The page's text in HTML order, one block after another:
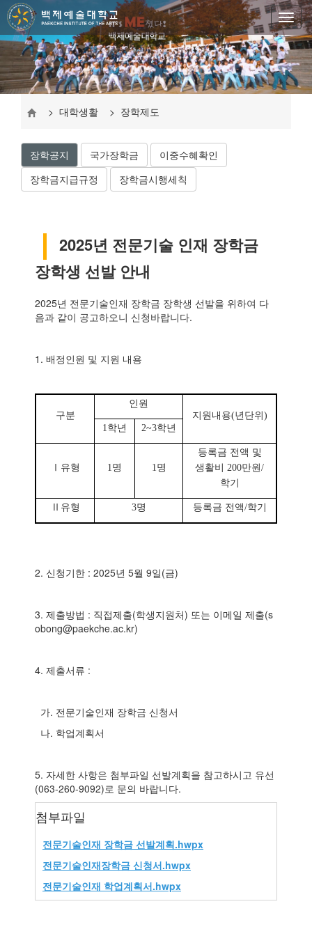
> 대학생활 > 장학제도
장학공지 국가장학금
이중수혜확인
장학금지급규정
장학금시행세칙
2025년 전문기술 인재 장학금
장학생 선발 안내
2025년 전문기술인재 장학금 장학생 선발을 위하여 다
음과 같이 공고하오니 신청바랍니다.
1. 배정인원 및 지원 내용
구분
인원
지원내용(년단위 )
1학년 2~3학년
유형 1명 1명
등록금 전액 및
생활비 200만원/
학기
유형 3명 등록금 전액/학기
2. 신청기한 : 2025년 5월 9일(금)
3. 제출방법 : 직접제출(학생지원처) 또는 이메일 제출(s
obong@paekche.ac.kr)
4. 제출서류 :
가. 전문기술인재 장학금 신청서
나. 학업계획서
5. 자세한 사항은 첨부파일 선발계획을 참고하시고 유선
(063-260-9092)로 문의 바랍니다.
첨부파일
전문기술인재 장학금 선발계획.hwpx
전문기술인재장학금 신청서.hwpx
전문기술인재 학업계획서.hwpx